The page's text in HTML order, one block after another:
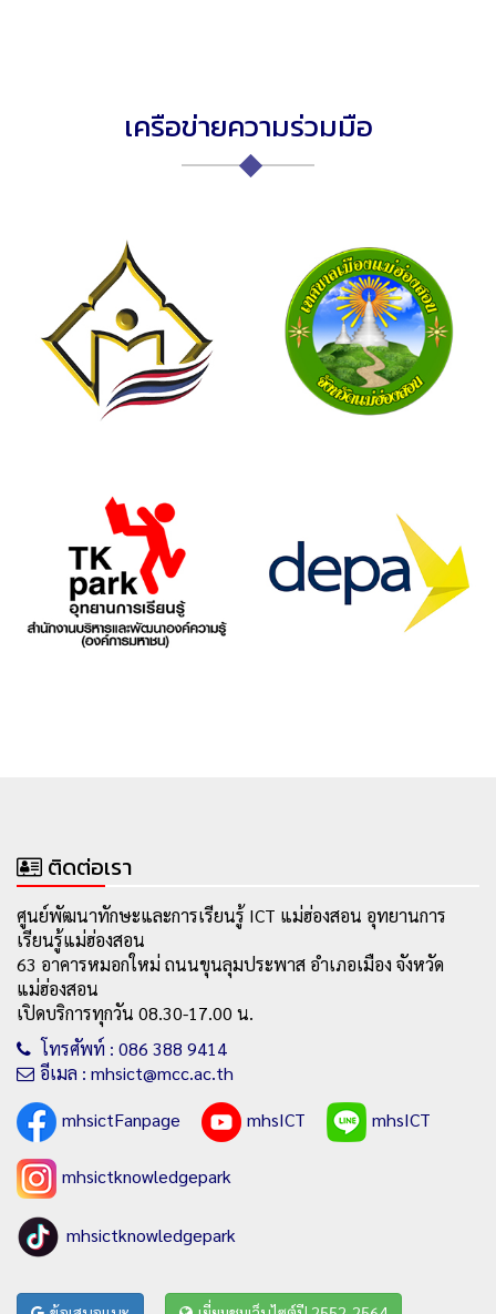
เครือข่ายความร่วมมือ
ติดต่อเรา
ศูนย์พัฒนาทักษะและการเรียนรู้ ICT แม่ฮ่องสอน อุทยานการ
เรียนรู้แม่ฮ่องสอน
63 อาคารหมอกใหม่ ถนนขุนลุมประพาส อำเภอเมือง จังหวัด
แม่ฮ่องสอน
เปิดบริการทุกวัน 08.30-17.00 น.
โทรศัพท์ : 086 388 9414
อีเมล : mhsict@mcc.ac.th
mhsictFanpage
mhsICT mhsICT
mhsictknowledgepark
mhsictknowledgepark